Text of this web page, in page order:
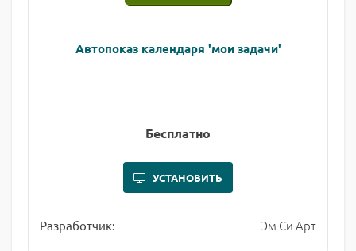
Автопоказ календаря 'мои задачи'
Бесплатно
УСТАНОВИТЬ
Разработчик: Эм Си Арт